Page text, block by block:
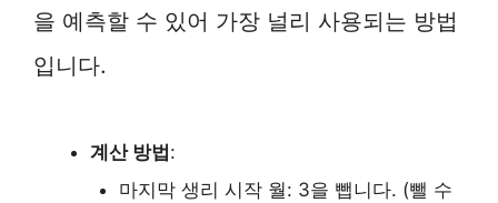
을 예측할 수 있어 가장 널리 사용되는 방법
입니다.
계산 방법:
마지막 생리 시작 월: 3을 뺍니다. (뺄 수